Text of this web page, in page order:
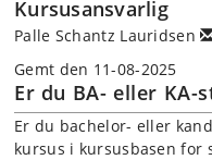
Kursusansvarlig
Palle Schantz Lauridsen
Gemt den 11-08-2025
Er du BA- eller KA-
Er du bachelor- eller
kursus i kursusbasen for